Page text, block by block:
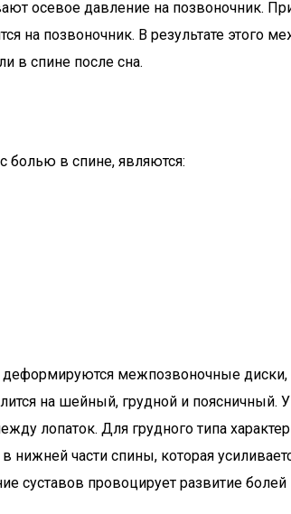
осевое давление на позвоночник.
на позвоночник. В результате
в спине после сна.
болью в спине, являются:
межпозвоночные
на шейный, грудной и
лопаток. Для грудного типа
нижней части спины, которая
суставов провоцирует развитие